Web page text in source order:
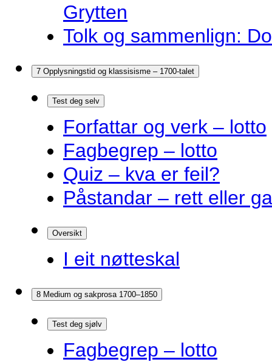
Grytten
Tolk og sammenlign:
7 Opplysningstid og klassisisme – 1700-talet
Test deg selv
Forfattar og verk – lotto
Fagbegrep – lotto
Quiz – kva er feil?
Påstandar – rett eller
Oversikt
I eit nøtteskal
8 Medium og sakprosa 1700–1850
Test deg sjølv
Fagbegrep – lotto